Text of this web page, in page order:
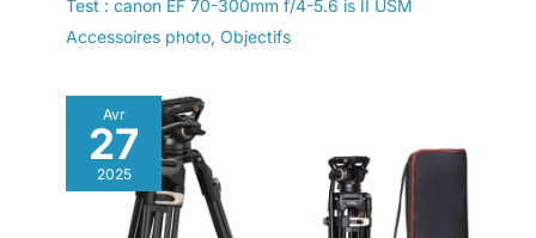
Test : canon EF 70-300mm f/4-5.6 is II USM
Accessoires photo, Objectifs
Avr
27
2025